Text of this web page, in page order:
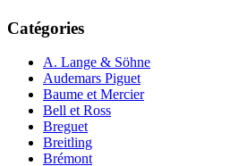
Catégories
A. Lange & Söhne
Audemars Piguet
Baume et Mercier
Bell et Ross
Breguet
Breitling
Brémont